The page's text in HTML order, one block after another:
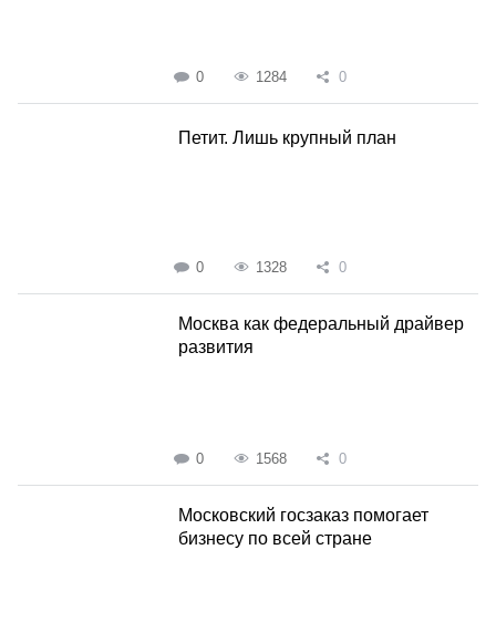
0 1284 0
Петит. Лишь крупный план
0 1328 0
Москва как федеральный драйвер
развития
0 1568 0
Московский госзаказ помогает
бизнесу по всей стране